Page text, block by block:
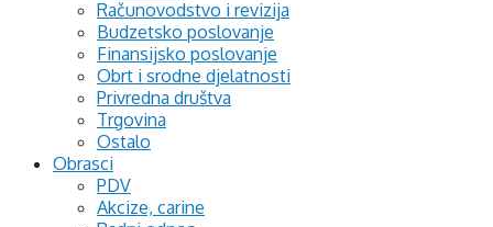
Računovodstvo i revizija
Budzetsko poslovanje
Finansijsko poslovanje
Obrt i srodne djelatnosti
Privredna društva
Trgovina
Ostalo
Obrasci
PDV
Akcize, carine